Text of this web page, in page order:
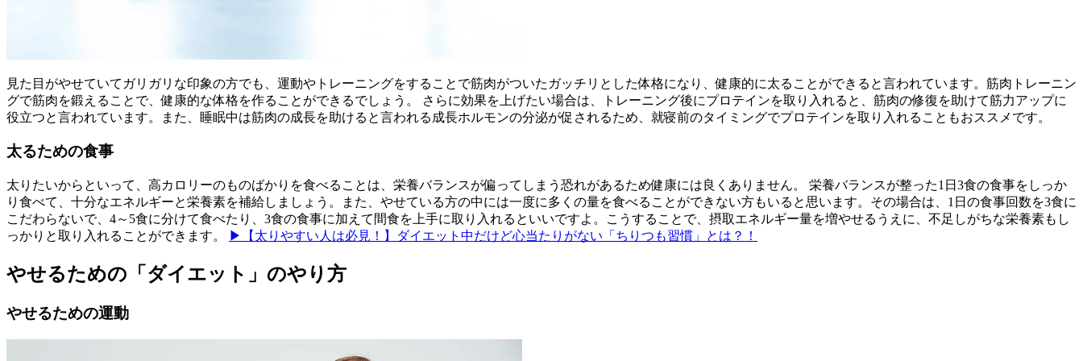
見た目がやせていてガリガリな印象の方でも、運動やトレーニングをすることで筋肉がついたガッチリとした体格になり、健康的に太ることができると言われています。筋肉トレーニン
グで筋肉を鍛えることで、健康的な体格を作ることができるでしょう。 さらに効果を上げたい場合は、トレーニング後にプロテインを取り入れると、筋肉の修復を助けて筋力アップに
役立つと言われています。また、睡眠中は筋肉の成長を助けると言われる成長ホルモンの分泌が促されるため、就寝前のタイミングでプロテインを取り入れることもおススメです。
太るための食事
太りたいからといって、高カロリーのものばかりを食べることは、栄養バランスが偏ってしまう恐れがあるため健康には良くありません。 栄養バランスが整った1日3食の食事をしっか
り食べて、十分なエネルギーと栄養素を補給しましょう。また、やせている方の中には一度に多くの量を食べることができない方もいると思います。その場合は、1日の食事回数を3食に
こだわらないで、4～5食に分けて食べたり、3食の食事に加えて間食を上手に取り入れるといいですよ。こうすることで、摂取エネルギー量を増やせるうえに、不足しがちな栄養素もし
っかりと取り入れることができます。
▶【太りやすい人は必見！】ダイエット中だけど心当たりがない「ちりつも習慣」とは？！
やせるための「ダイエット」のやり方
やせるための運動